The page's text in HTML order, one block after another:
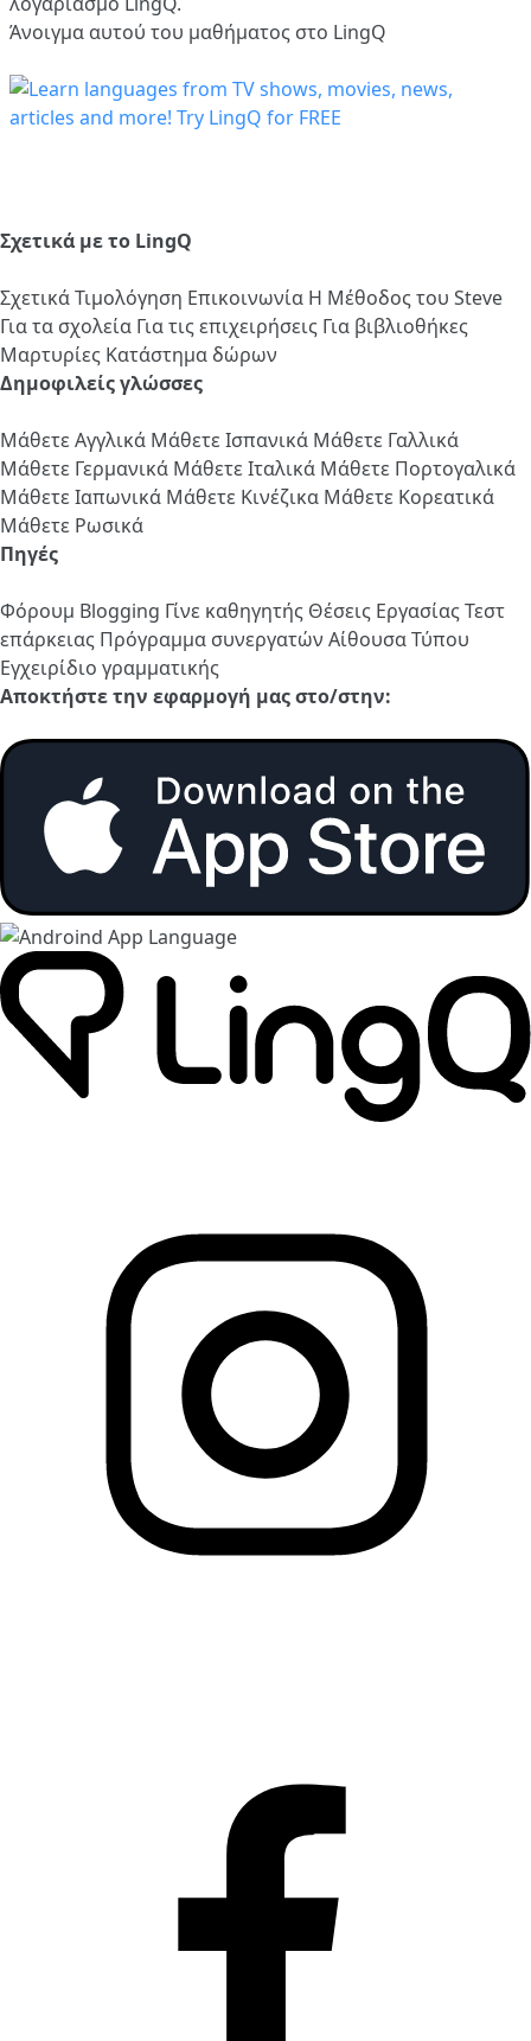
Άνοιγμα αυτού του μαθήματος στο LingQ
Σχετικά με το LingQ
ΣχετικάΤιμολόγηση Επικοινωνία Η Μέθοδος του Steve
Για τα σχολεία Για τις επιχειρήσεις Για βιβλιοθήκες
Μαρτυρίες Κατάστημα δώρων
Δημοφιλείς γλώσσες
Μάθετε Αγγλικά Μάθετε Ισπανικά Μάθετε Γαλλικά
Μάθετε Γερμανικά Μάθετε Ιταλικά Μάθετε Πορτογαλικά
Μάθετε Ιαπωνικά Μάθετε Κινέζικα Μάθετε Κορεατικά
Μάθετε Ρωσικά
Πηγές
Φόρουμ Blogging Γίνε καθηγητής Θέσεις ΕργασίαςΤεστ
επάρκειας Πρόγραμμα συνεργατών Αίθουσα Τύπου
Εγχειρίδιο γραμματικής
Αποκτήστε την εφαρμογή μας στο/στην: